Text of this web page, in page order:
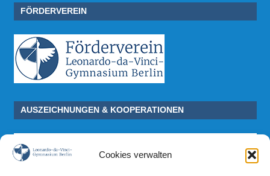
Cookies verwalten
FÖRDERVEREIN
AUSZEICHNUNGEN & KOOPERATIONEN